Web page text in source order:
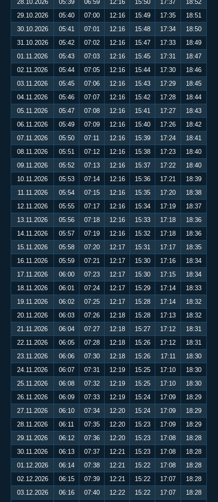
28.10.2026
05:39 06:59 12:16 15:50 17:37
18:52
29.10.2026
05:40 07:00 12:16 15:49 17:35
18:51
30.10.2026
05:41 07:01 12:16 15:48 17:34
18:50
31.10.2026
05:42 07:02 12:16 15:47 17:33
18:49
01.11.2026
05:43 07:03 12:16 15:45 17:31
18:47
02.11.2026
05:44 07:05 12:16 15:44 17:30
18:46
03.11.2026
05:45 07:06 12:16 15:43 17:29
18:45
04.11.2026
05:46 07:07 12:16 15:42 17:28
18:44
05.11.2026
05:47 07:08 12:16 15:41 17:27
18:43
06.11.2026
05:49 07:09 12:16 15:40 17:26
18:42
07.11.2026
05:50 07:11 12:16 15:39 17:24
18:41
08.11.2026
05:51 07:12 12:16 15:38 17:23
18:40
09.11.2026
05:52 07:13 12:16 15:37 17:22
18:40
10.11.2026
05:53 07:14 12:16 15:36 17:21
18:39
11.11.2026
05:54 07:15 12:16 15:35 17:20
18:38
12.11.2026
05:55 07:17 12:16 15:34 17:19
18:37
13.11.2026
05:56 07:18 12:16 15:33 17:18
18:36
14.11.2026
05:57 07:19 12:16 15:32 17:18
18:36
15.11.2026
05:58 07:20 12:17 15:31 17:17
18:35
16.11.2026
05:59 07:21 12:17 15:30 17:16
18:34
17.11.2026
06:00 07:23 12:17 15:30 17:15
18:34
18.11.2026
06:01 07:24 12:17 15:29 17:14
18:33
19.11.2026
06:02 07:25 12:17 15:28 17:14
18:32
20.11.2026
06:03 07:26 12:18 15:28 17:13
18:32
21.11.2026
06:04 07:27 12:18 15:27 17:12
18:31
22.11.2026
06:05 07:28 12:18 15:26 17:12
18:31
23.11.2026
06:06 07:30 12:18 15:26 17:11
18:30
24.11.2026
06:07 07:31 12:19 15:25 17:10
18:30
25.11.2026
06:08 07:32 12:19 15:25 17:10
18:30
26.11.2026
06:09 07:33 12:19 15:24 17:09
18:29
27.11.2026
06:10 07:34 12:20 15:24 17:09
18:29
28.11.2026
06:11 07:35 12:20 15:23 17:09
18:29
29.11.2026
06:12 07:36 12:20 15:23 17:08
18:28
30.11.2026
06:13 07:37 12:21 15:23 17:08
18:28
01.12.2026
06:14 07:38 12:21 15:22 17:08
18:28
02.12.2026
06:15 07:39 12:21 15:22 17:07
18:28
03.12.2026
06:16 07:40 12:22 15:22 17:07 18:28